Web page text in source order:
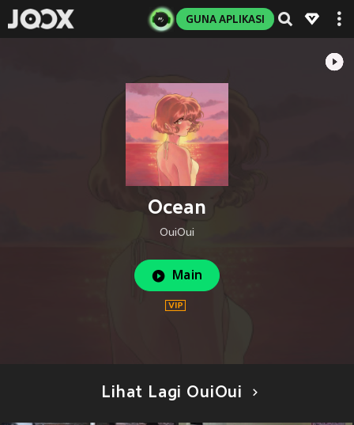
GUNA APLIKASI
Ocean
OuiOui
Main
Lihat Lagi OuiOui